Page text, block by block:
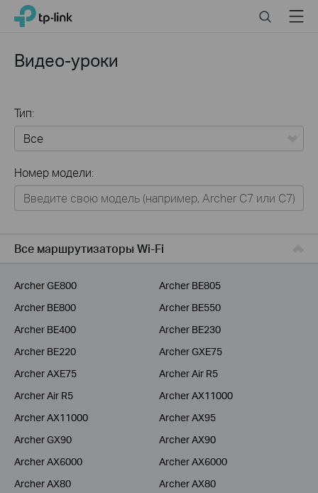
Click
navigation
TP-Link, Reliably Smart SearchMenu
Видео-уроки
Тип:
Для дома
Умный дом
Для операторов связи
Номер модели:
Все маршрутизаторы Wi-Fi
Archer GE800
Archer BE805
Archer BE800
Archer BE550
Archer BE400
Archer BE230
Archer BE220
Archer GXE75
Archer AXE75
Archer Air R5
Archer Air R5
Archer AX11000
Archer AX11000
Archer AX95
Archer GX90
Archer AX90
Archer AX6000
Archer AX6000
Archer AX80
Archer AX80